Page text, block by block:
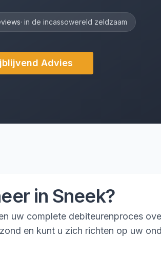
· in de incassowereld zeldzaam
Advies
in Sneek?
uw complete debiteurenproces
en kunt u zich richten op uw